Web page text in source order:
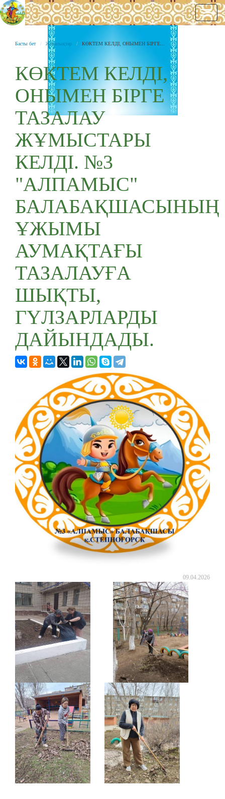
Басты бет Жаңалықтар КӨКТЕМ КЕЛДІ, ОНЫМЕН БІРГЕ...
КӨКТЕМ КЕЛДІ,
ОНЫМЕН БІРГЕ
ТАЗАЛАУ
ЖҰМЫСТАРЫ
КЕЛДІ. №3
"АЛПАМЫС"
БАЛАБАҚШАСЫНЫҢ
ҰЖЫМЫ
АУМАҚТАҒЫ
ТАЗАЛАУҒА
ШЫҚТЫ,
ГҮЛЗАРЛАРДЫ
ДАЙЫНДАДЫ.
09.04.2026